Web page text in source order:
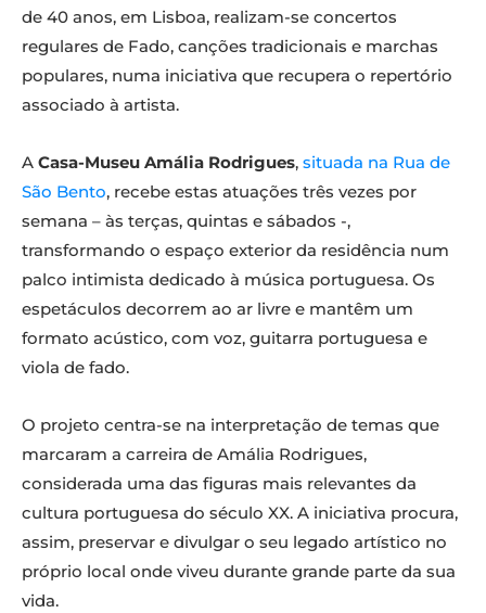
de 40 anos, em Lisboa, realizam-se concertos
regulares de Fado, canções tradicionais e marchas
populares, numa iniciativa que recupera o repertório
associado à artista.
A Casa-Museu Amália Rodrigues, situada na Rua de
São Bento, recebe estas atuações três vezes por
semana – às terças, quintas e sábados -,
transformando o espaço exterior da residência num
palco intimista dedicado à música portuguesa. Os
espetáculos decorrem ao ar livre e mantêm um
formato acústico, com voz, guitarra portuguesa e
viola de fado.
O projeto centra-se na interpretação de temas que
marcaram a carreira de Amália Rodrigues,
considerada uma das figuras mais relevantes da
cultura portuguesa do século XX. A iniciativa procura,
assim, preservar e divulgar o seu legado artístico no
próprio local onde viveu durante grande parte da sua
vida.